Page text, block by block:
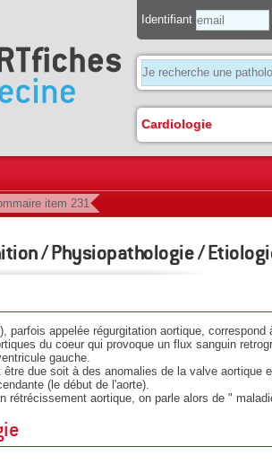
Identifiant
Cardiologie
item 231
/ Physiopathologie /
parfois appelée régurgitation aortique,
du coeur qui provoque un flux sanguin
gauche.
être due soit à des anomalies de la valve aortique
(le début de l'aorte).
rétrécissement aortique, on parle alors de "